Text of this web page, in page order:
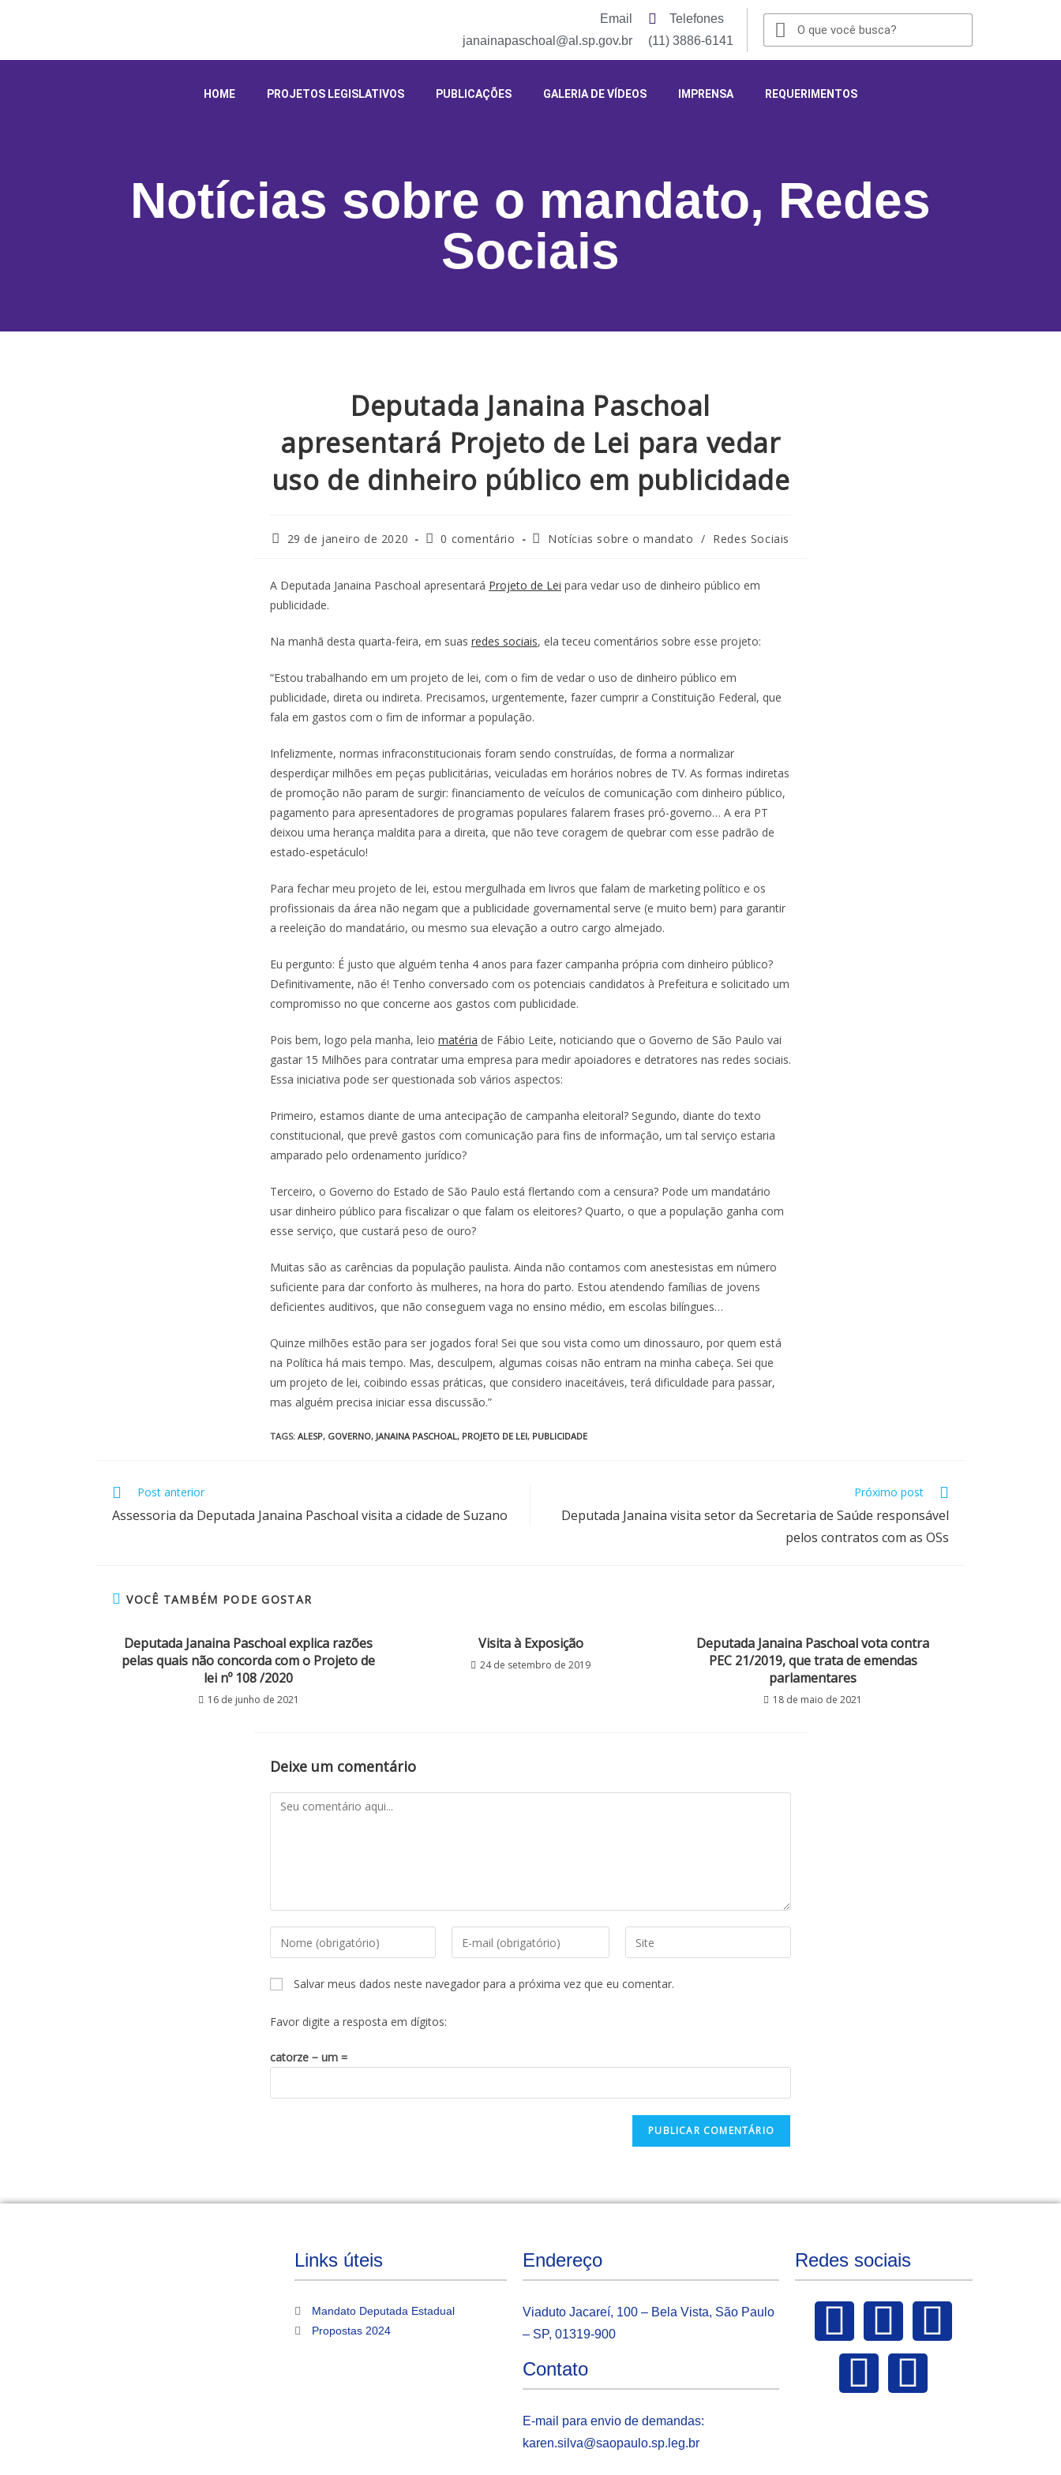
Email
janainapaschoal@al.sp.gov.br
Telefones
(11) 3886-6141
HOME PROJETOS LEGISLATIVOS PUBLICAÇÕES GALERIA DE VÍDEOS IMPRENSA REQUERIMENTOS
Notícias sobre o mandato, Redes
Sociais
Deputada Janaina Paschoal
apresentará Projeto de Lei para vedar
uso de dinheiro público em publicidade
29 de janeiro de 2020 0 comentário Notícias sobre o mandato / Redes Sociais
A Deputada Janaina Paschoal apresentará Projeto de Lei para vedar uso de dinheiro público em
publicidade.
Na manhã desta quarta-feira, em suas redes sociais, ela teceu comentários sobre esse projeto:
“Estou trabalhando em um projeto de lei, com o fim de vedar o uso de dinheiro público em
publicidade, direta ou indireta. Precisamos, urgentemente, fazer cumprir a Constituição Federal, que
fala em gastos com o fim de informar a população.
Infelizmente, normas infraconstitucionais foram sendo construídas, de forma a normalizar
desperdiçar milhões em peças publicitárias, veiculadas em horários nobres de TV. As formas indiretas
de promoção não param de surgir: financiamento de veículos de comunicação com dinheiro público,
pagamento para apresentadores de programas populares falarem frases pró-governo… A era PT
deixou uma herança maldita para a direita, que não teve coragem de quebrar com esse padrão de
estado-espetáculo!
Para fechar meu projeto de lei, estou mergulhada em livros que falam de marketing político e os
profissionais da área não negam que a publicidade governamental serve (e muito bem) para garantir
a reeleição do mandatário, ou mesmo sua elevação a outro cargo almejado.
Eu pergunto: É justo que alguém tenha 4 anos para fazer campanha própria com dinheiro público?
Definitivamente, não é! Tenho conversado com os potenciais candidatos à Prefeitura e solicitado um
compromisso no que concerne aos gastos com publicidade.
Pois bem, logo pela manha, leio matéria de Fábio Leite, noticiando que o Governo de São Paulo vai
gastar 15 Milhões para contratar uma empresa para medir apoiadores e detratores nas redes sociais.
Essa iniciativa pode ser questionada sob vários aspectos:
Primeiro, estamos diante de uma antecipação de campanha eleitoral? Segundo, diante do texto
constitucional, que prevê gastos com comunicação para fins de informação, um tal serviço estaria
amparado pelo ordenamento jurídico?
Terceiro, o Governo do Estado de São Paulo está flertando com a censura? Pode um mandatário
usar dinheiro público para fiscalizar o que falam os eleitores? Quarto, o que a população ganha com
esse serviço, que custará peso de ouro?
Muitas são as carências da população paulista. Ainda não contamos com anestesistas em número
suficiente para dar conforto às mulheres, na hora do parto. Estou atendendo famílias de jovens
deficientes auditivos, que não conseguem vaga no ensino médio, em escolas bilíngues…
Quinze milhões estão para ser jogados fora! Sei que sou vista como um dinossauro, por quem está
na Política há mais tempo. Mas, desculpem, algumas coisas não entram na minha cabeça. Sei que
um projeto de lei, coibindo essas práticas, que considero inaceitáveis, terá dificuldade para passar,
mas alguém precisa iniciar essa discussão.”
TAGS: ALESP, GOVERNO, JANAINA PASCHOAL, PROJETO DE LEI, PUBLICIDADE
Post anterior
Assessoria da Deputada Janaina Paschoal visita a cidade de Suzano
Próximo post
Deputada Janaina visita setor da Secretaria de Saúde responsável
pelos contratos com as OSs
VOCÊ TAMBÉM PODE GOSTAR
Deputada Janaina Paschoal explica razões
pelas quais não concorda com o Projeto de
lei nº 108 /2020
16 de junho de 2021
Visita à Exposição
24 de setembro de 2019
Deputada Janaina Paschoal vota contra
PEC 21/2019, que trata de emendas
parlamentares
18 de maio de 2021
Deixe um comentário
Salvar meus dados neste navegador para a próxima vez que eu comentar.
Favor digite a resposta em dígitos:
catorze − um =
Links úteis
Mandato Deputada Estadual
Propostas 2024
Endereço
Viaduto Jacareí, 100 – Bela Vista, São Paulo
– SP, 01319-900
Contato
E-mail para envio de demandas:
karen.silva@saopaulo.sp.leg.br
Redes sociais